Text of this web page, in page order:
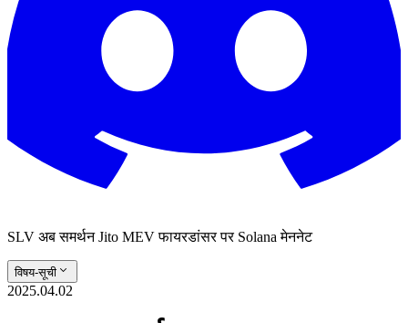
SLV अब समर्थन Jito MEV फायरडांसर पर Solana मेननेट
विषय-सूची
2025.04.02